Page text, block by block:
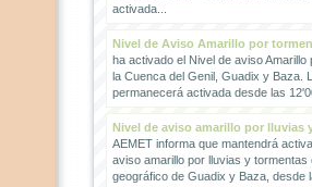
activada...
Nivel de Aviso Amarillo por
ha activado el Nivel de aviso Amarillo
la Cuenca del Genil, Guadix y Baza.
permanecerá activada desde las
Nivel de aviso amarillo por lluvias
AEMET informa que mantendrá
aviso amarillo por lluvias y tormentas
geográfico de Guadix y Baza, desde